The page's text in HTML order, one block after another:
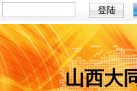
山西大